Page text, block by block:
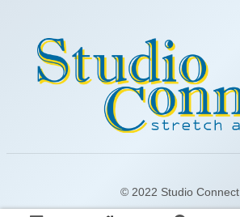
© 2022 Studio Connect.